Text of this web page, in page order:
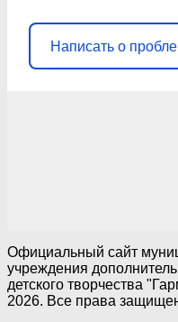
Написать о
Официальный сайт
учреждения
детского творчества
2026. Все права